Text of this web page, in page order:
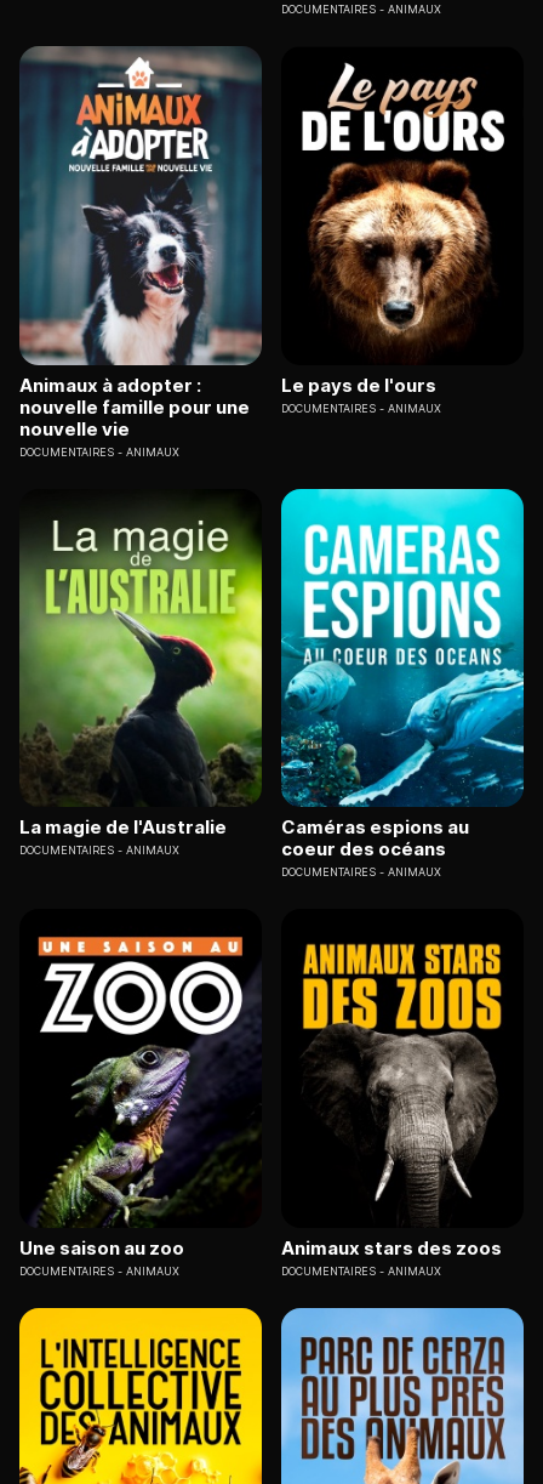
DOCUMENTAIRES ANIMAUX
Animaux à adopter :
nouvelle famille pour une
nouvelle vie
DOCUMENTAIRES ANIMAUX
Le pays de l'ours
DOCUMENTAIRES ANIMAUX
La magie de l'Australie
DOCUMENTAIRES ANIMAUX
Caméras espions au
coeur des océans
DOCUMENTAIRES ANIMAUX
Une saison au zoo
DOCUMENTAIRES ANIMAUX
Animaux stars des zoos
DOCUMENTAIRES ANIMAUX